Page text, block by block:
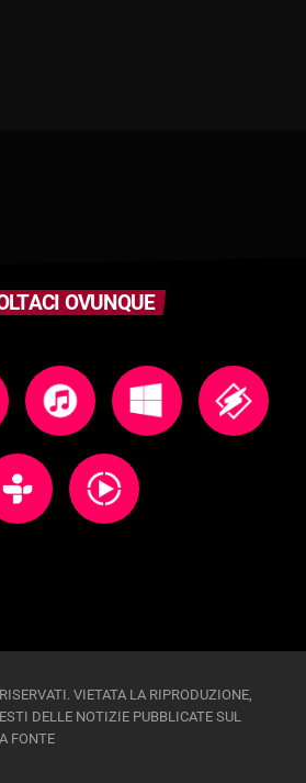
OVUNQUE
VIETATA LA RIPRODUZIONE,
DELLE NOTIZIE PUBBLICATE SUL
FONTE